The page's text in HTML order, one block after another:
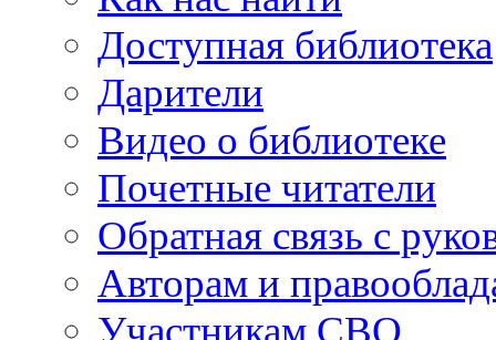
Доступная библиотека
Дарители
Видео о библиотеке
Почетные читатели
Обратная связь с
Авторам и
Участникам СВО